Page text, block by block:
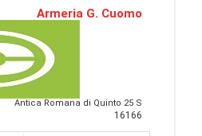
Armeria G. Cuomo
Antica Romana di Quinto 25 S
16166